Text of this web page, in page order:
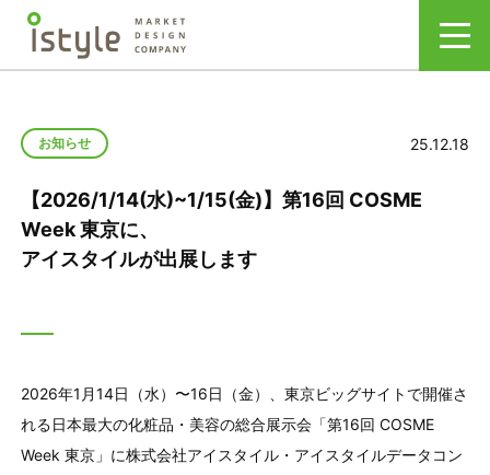
お知らせ 25.12.18
【2026/1/14(水)~1/15(金)】第16回 COSME
Week 東京に、
アイスタイルが出展します
2026年1月14日（水）〜16日（金）、東京ビッグサイトで開催さ
れる日本最大の化粧品・美容の総合展示会「第16回 COSME
Week 東京」に株式会社アイスタイル・アイスタイルデータコン